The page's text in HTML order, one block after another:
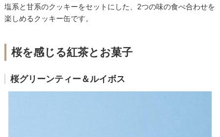
塩系と甘系のクッキーをセットにした、2つの味の食べ合わせを
楽しめるクッキー缶です。
桜を感じる紅茶とお菓子
桜グリーンティー＆ルイボス